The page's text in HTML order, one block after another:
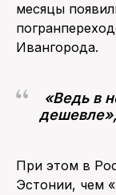
месяцы
Ивангорода.
«Ведь в
При этом в
Эстонии, чем